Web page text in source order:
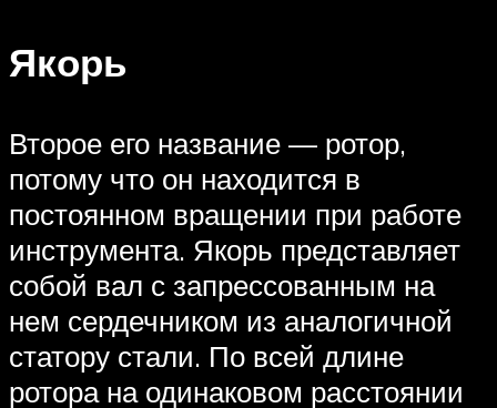
Якорь
Второе его название — ротор,
потому что он находится в
постоянном вращении при работе
инструмента. Якорь представляет
собой вал с запрессованным на
нем сердечником из аналогичной
статору стали. По всей длине
ротора на одинаковом расстоянии